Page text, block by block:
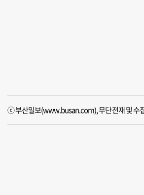
ⓒ 부산일보(www.busan.com), 무단전재 및 수